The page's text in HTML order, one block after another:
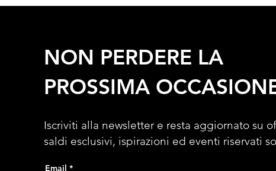
NON PERDERE LA
PROSSIMA
Iscriviti alla newsletter e resta aggiornato su
saldi esclusivi, ispirazioni ed eventi riservati
Email *